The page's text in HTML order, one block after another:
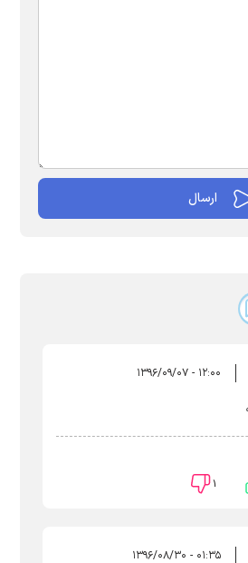
۱۲:۰۰ - ۱۳۹۶/۰۹/۰۷
۱
۰۱:۳۵ - ۱۳۹۶/۰۸/۳۰